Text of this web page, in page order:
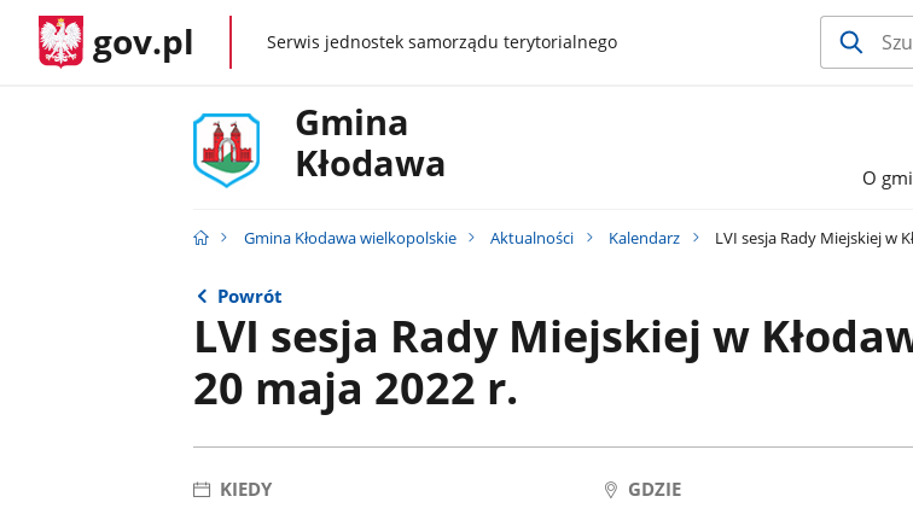
gov.pl gov.plSerwis jednostek samorządu terytorialnego
Gmina
Kłodawa
O
Gmina Kłodawa wielkopolskie Aktualności Kalendarz LVI sesja Rady Miejskiej w
Powrót
LVI sesja Rady Miejskiej w
20 maja 2022 r.
KIEDY
GDZIE